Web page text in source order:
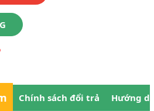
Chính sách đổi trả Hướng